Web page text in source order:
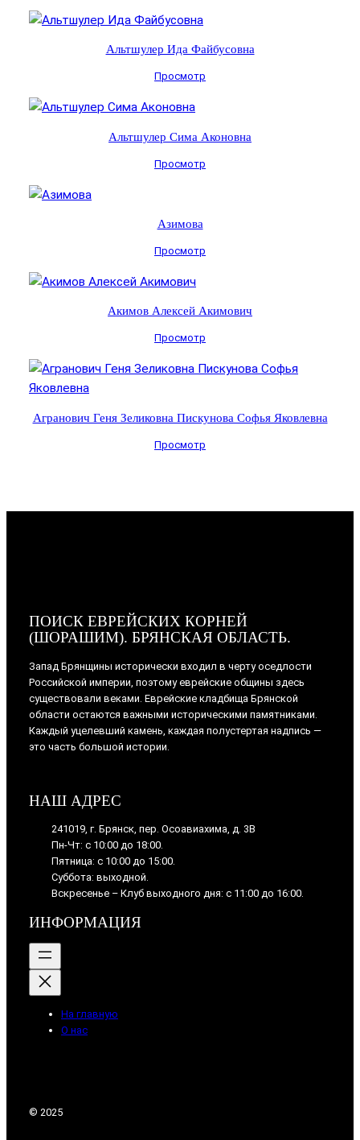
Альтшулер Ида Файбусовна
Просмотр
Альтшулер Сима Аконовна
Просмотр
Азимова
Просмотр
Акимов Алексей Акимович
Просмотр
Агранович Геня Зеликовна Пискунова Софья Яковлевна
Просмотр
ПОИСК ЕВРЕЙСКИХ КОРНЕЙ
(ШОРАШИМ). БРЯНСКАЯ ОБЛАСТЬ.
Запад Брянщины исторически входил в черту оседлости
Российской империи, поэтому еврейские общины здесь
существовали веками. Еврейские кладбища Брянской
области остаются важными историческими памятниками.
Каждый уцелевший камень, каждая полустертая надпись —
это часть большой истории.
НАШ АДРЕС
241019, г. Брянск, пер. Осоавиахима, д. 3В
Пн-Чт: с 10:00 до 18:00.
Пятница: с 10:00 до 15:00.
Суббота: выходной.
Вскресенье – Клуб выходного дня: с 11:00 до 16:00.
ИНФОРМАЦИЯ
На главную
О нас
© 2025